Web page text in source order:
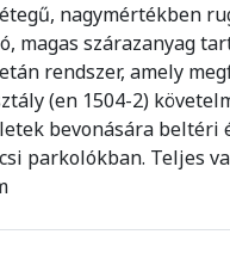
nagymértékben
magas szárazanyag
rendszer, amely
(en 1504-2)
bevonására beltéri
parkolókban. Teljes